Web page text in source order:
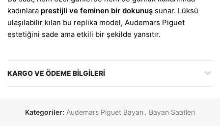
kadınlara prestijli ve feminen bir dokunuş sunar. Lüksü
ulaşılabilir kılan bu replika model, Audemars Piguet
estetiğini sade ama etkili bir şekilde yansıtır.
KARGO VE ÖDEME BILGILERI
Kategoriler: Audemars Piguet Bayan , Bayan Saatleri